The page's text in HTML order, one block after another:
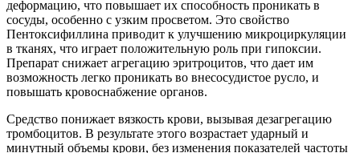
деформацию, что повышает их способность проникать в
сосуды, особенно с узким просветом. Это свойство
Пентоксифиллина приводит к улучшению микроциркуляции
в тканях, что играет положительную роль при гипоксии.
Препарат снижает агрегацию эритроцитов, что дает им
возможность легко проникать во внесосудистое русло, и
повышать кровоснабжение органов.
Средство понижает вязкость крови, вызывая дезагрегацию
тромбоцитов. В результате этого возрастает ударный и
минутный объемы крови, без изменения показателей частоты